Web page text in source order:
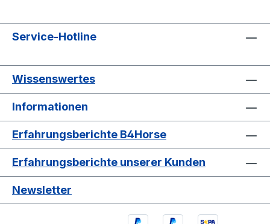
Service-Hotline
Wissenswertes
Informationen
Erfahrungsberichte B4Horse
Erfahrungsberichte unserer Kunden
Newsletter